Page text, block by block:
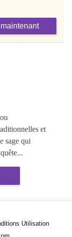
et
sage qui
Utilisation